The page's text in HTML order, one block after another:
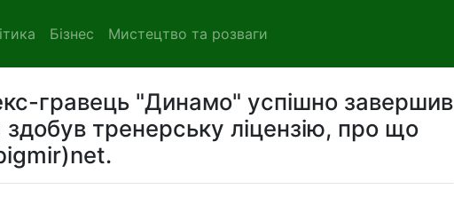
Бізнес Мистецтво та розваги
гравець "Динамо" успішно завершив
тренерську ліцензію, про що